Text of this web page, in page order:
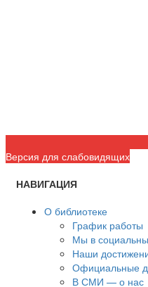
Версия для слабовидящих
НАВИГАЦИЯ
О библиотеке
График работы
Мы в
Наши
Официальные
В СМИ — о нас